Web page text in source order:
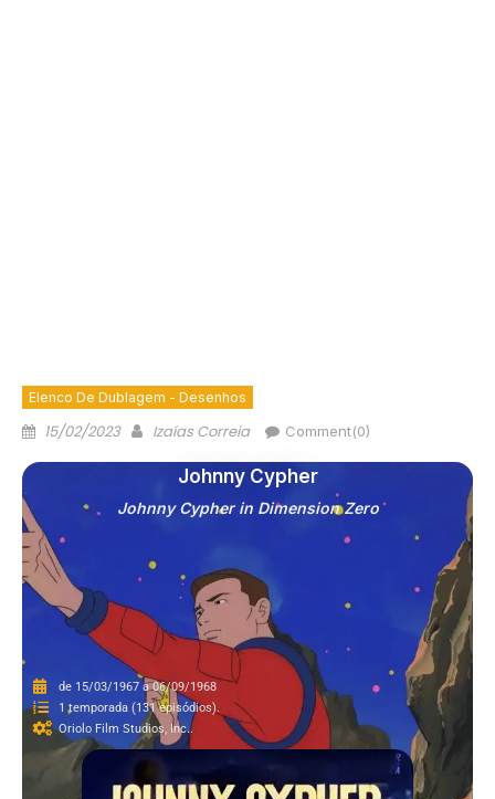
Elenco De Dublagem - Desenhos
15/02/2023 Izaías Correia Comment(0)
Johnny Cypher in Dimension Zero
Johnny Cypher
de 15/03/1967 a 06/09/1968
1 temporada (131 episódios).
Oriolo Film Studios, Inc..